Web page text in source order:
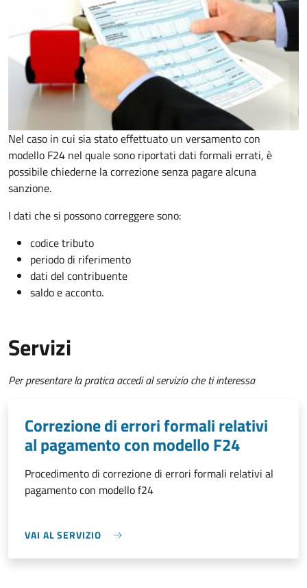
Nel caso in cui sia stato effettuato un versamento con
modello F24 nel quale sono riportati dati formali errati, è
possibile chiederne la correzione senza pagare alcuna
sanzione.
I dati che si possono correggere sono:
codice tributo
periodo di riferimento
dati del contribuente
saldo e acconto.
Servizi
Per presentare la pratica accedi al servizio che ti interessa
Correzione di errori formali relativi
al pagamento con modello F24
Procedimento di correzione di errori formali relativi al
pagamento con modello f24
VAI AL SERVIZIO